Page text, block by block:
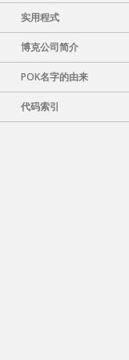
实用程式
博克公司简介
POK名字的由来
代码索引